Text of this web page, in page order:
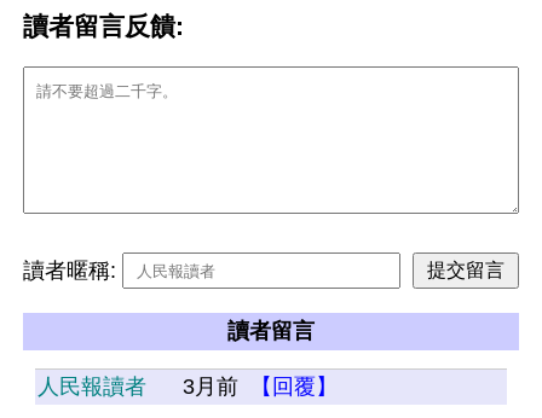
讀者留言反饋:
讀者暱稱:
讀者留言
人民報讀者 3月前
【回覆】